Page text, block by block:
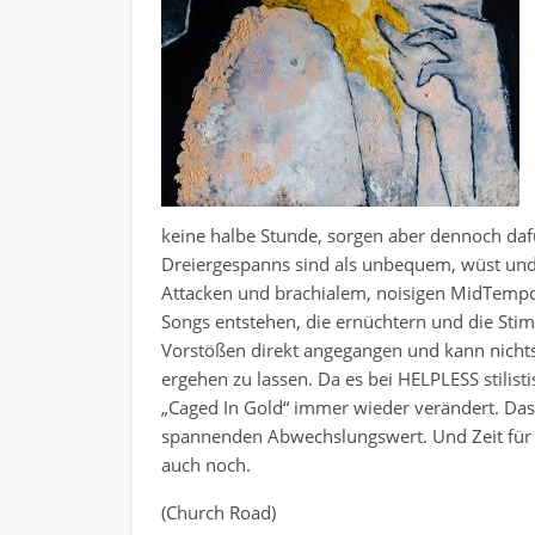
keine halbe Stunde, sorgen aber dennoch
Dreiergespanns sind als unbequem, wüst
Attacken und brachialem, noisigen
Songs entstehen, die ernüchtern und die
Vorstößen direkt angegangen und kann
ergehen zu lassen. Da es bei HELPLESS
„Caged In Gold“ immer wieder verändert.
spannenden Abwechslungswert. Und Zeit
auch noch.
(Church Road)